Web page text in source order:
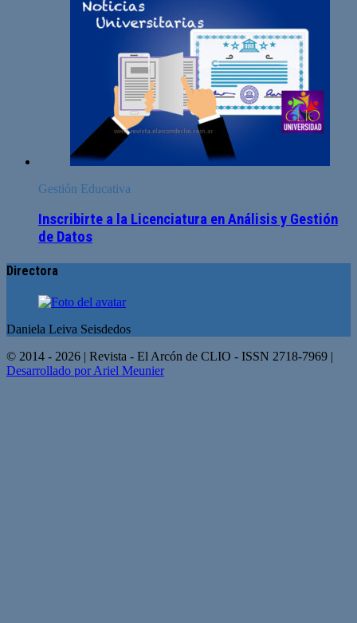
Gestión Educativa
Inscribirte a la Licenciatura en Análisis y Gestión
de Datos
Directora
Daniela Leiva Seisdedos
© 2014 - 2026 | Revista - El Arcón de CLIO - ISSN 2718-7969 |
Desarrollado por Ariel Meunier